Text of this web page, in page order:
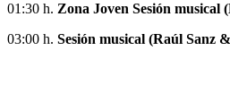
01:30 h. Zona Joven Sesión
03:00 h. Sesión musical (Raúl Sanz